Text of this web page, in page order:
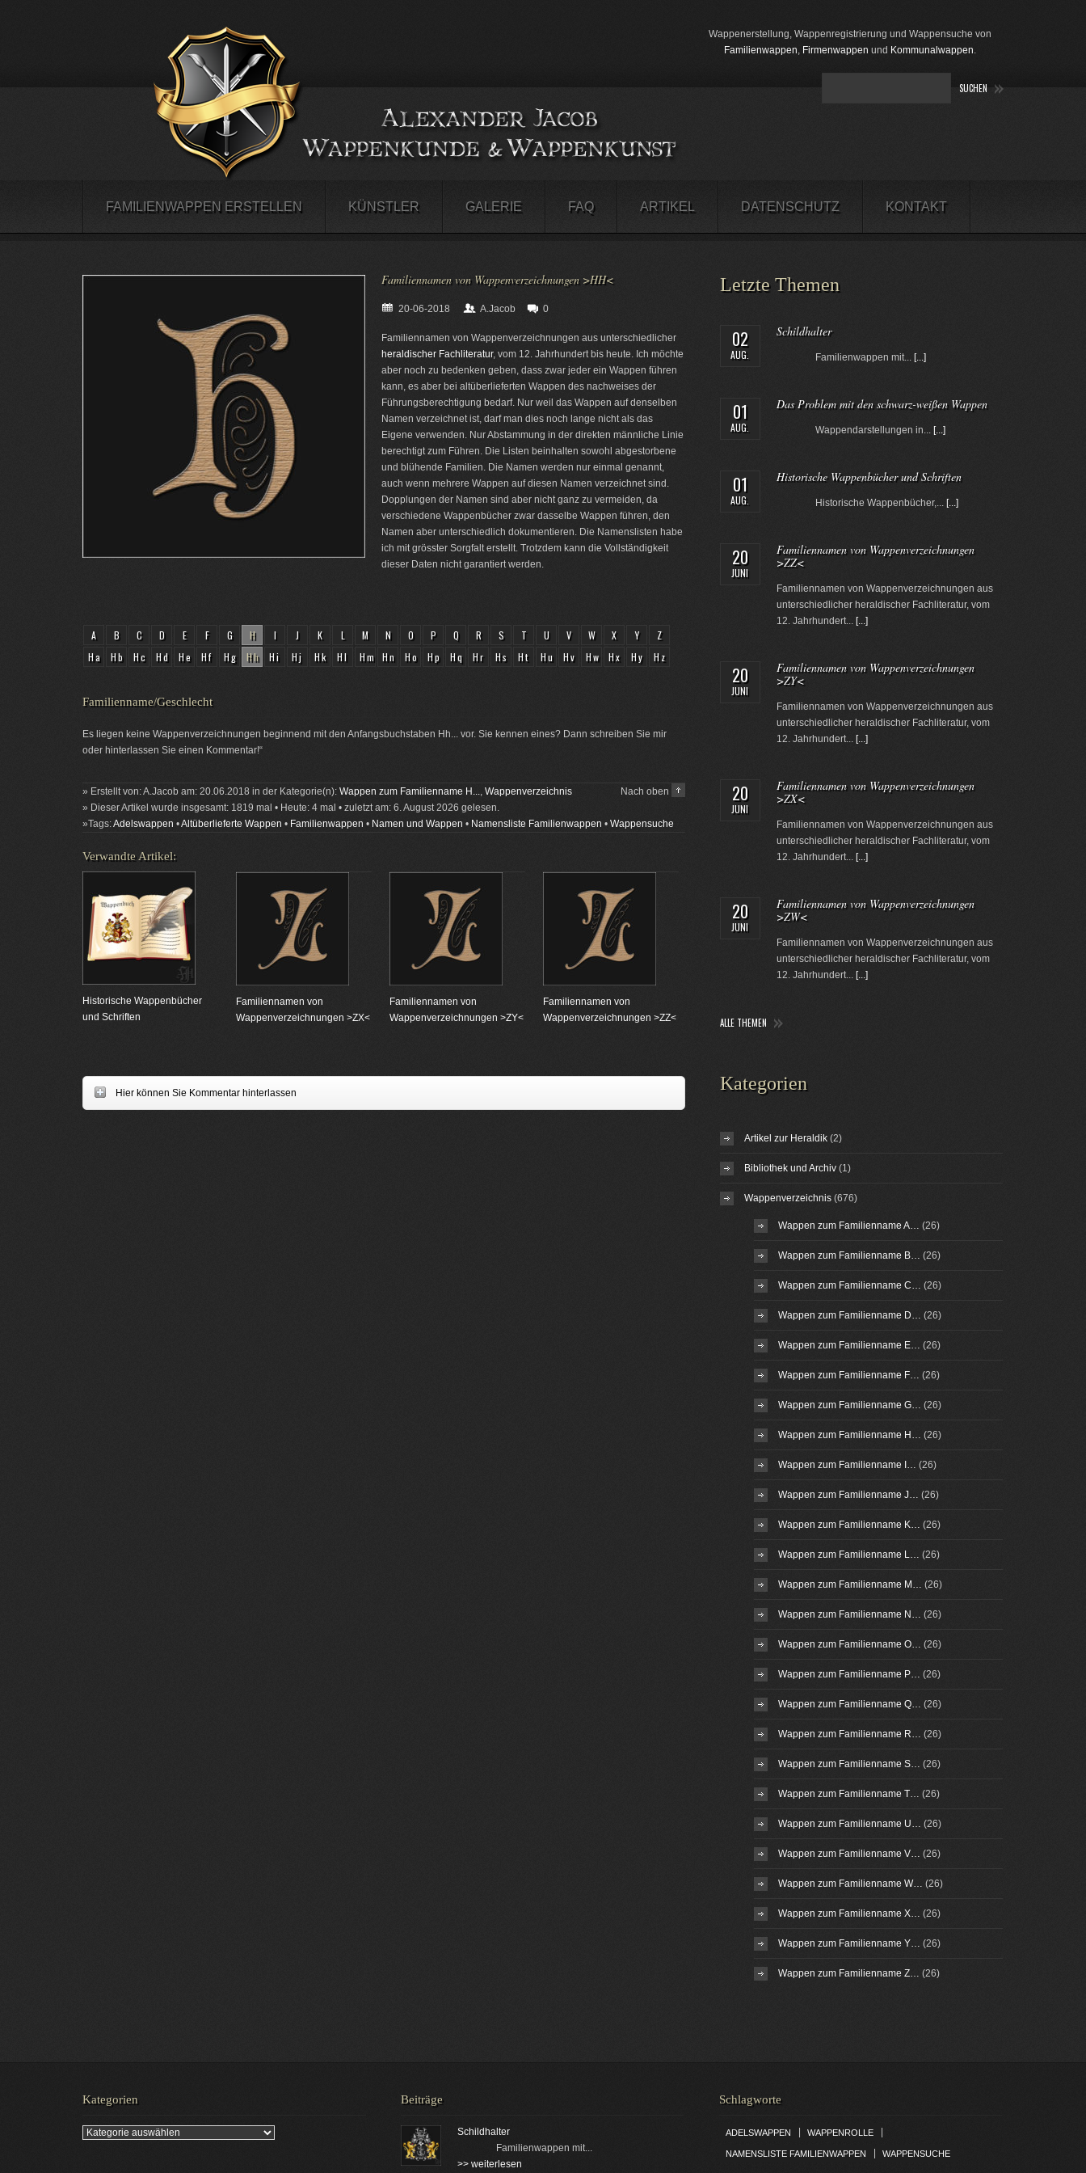
Wappenerstellung, Wappenregistrierung und Wappensuche von
Familienwappen, Firmenwappen und Kommunalwappen.
FAMILIENWAPPEN ERSTELLEN KÜNSTLER GALERIE FAQ ARTIKEL DATENSCHUTZ KONTAKT
Familiennamen von Wappenverzeichnungen >HH<
20-06-2018 A.Jacob 0
Familiennamen von Wappenverzeichnungen aus unterschiedlicher
heraldischer Fachliteratur, vom 12. Jahrhundert bis heute. Ich möchte
aber noch zu bedenken geben, dass zwar jeder ein Wappen führen
kann, es aber bei altüberlieferten Wappen des nachweises der
Führungsberechtigung bedarf. Nur weil das Wappen auf denselben
Namen verzeichnet ist, darf man dies noch lange nicht als das
Eigene verwenden. Nur Abstammung in der direkten männliche Linie
berechtigt zum Führen. Die Listen beinhalten sowohl abgestorbene
und blühende Familien. Die Namen werden nur einmal genannt,
auch wenn mehrere Wappen auf diesen Namen verzeichnet sind.
Dopplungen der Namen sind aber nicht ganz zu vermeiden, da
verschiedene Wappenbücher zwar dasselbe Wappen führen, den
Namen aber unterschiedlich dokumentieren. Die Namenslisten habe
ich mit grösster Sorgfalt erstellt. Trotzdem kann die Vollständigkeit
dieser Daten nicht garantiert werden.
A B C D E F G H I J K L M N O P Q R S T U V W X Y
Z
Ha
Hb Hc Hd He Hf Hg Hh Hi Hj Hk Hl Hm Hn Ho Hp Hq Hr Hs Ht Hu Hv Hw Hx Hy Hz
Familienname/Geschlecht
Es liegen keine Wappenverzeichnungen beginnend mit den Anfangsbuchstaben Hh... vor. Sie kennen eines? Dann schreiben Sie mir
oder hinterlassen Sie einen Kommentar!“
Nach oben
» Erstellt von: A.Jacob am: 20.06.2018 in der Kategorie(n): Wappen zum Familienname H..., Wappenverzeichnis
» Dieser Artikel wurde insgesamt: 1819 mal • Heute: 4 mal • zuletzt am: 6. August 2026 gelesen.
»Tags:Adelswappen •Altüberlieferte Wappen • Familienwappen • Namen und Wappen • Namensliste Familienwappen • Wappensuche
Verwandte Artikel:
Historische Wappenbücher
und Schriften
Familiennamen von
Wappenverzeichnungen >ZX<
Familiennamen von
Wappenverzeichnungen >ZY<
Familiennamen von
Wappenverzeichnungen >ZZ<
Hier können Sie Kommentar hinterlassen
Letzte Themen
02
AUG.
Schildhalter
Familienwappen mit... [...]
01
AUG.
Das Problem mit den schwarz-weißen Wappen
Wappendarstellungen in... [...]
01
AUG.
Historische Wappenbücher und Schriften
Historische Wappenbücher,... [...]
20
JUNI
Familiennamen von Wappenverzeichnungen
>ZZ<
Familiennamen von Wappenverzeichnungen aus
unterschiedlicher heraldischer Fachliteratur, vom
12. Jahrhundert... [...]
20
JUNI
Familiennamen von Wappenverzeichnungen
>ZY<
Familiennamen von Wappenverzeichnungen aus
unterschiedlicher heraldischer Fachliteratur, vom
12. Jahrhundert... [...]
20
JUNI
Familiennamen von Wappenverzeichnungen
>ZX<
Familiennamen von Wappenverzeichnungen aus
unterschiedlicher heraldischer Fachliteratur, vom
12. Jahrhundert... [...]
20
JUNI
Familiennamen von Wappenverzeichnungen
>ZW<
Familiennamen von Wappenverzeichnungen aus
unterschiedlicher heraldischer Fachliteratur, vom
12. Jahrhundert... [...]
ALLE THEMEN
Kategorien
Artikel zur Heraldik(2)
Bibliothek und Archiv(1)
Wappenverzeichnis(676)
Wappen zum Familienname A… (26)
Wappen zum Familienname B… (26)
Wappen zum Familienname C… (26)
Wappen zum Familienname D… (26)
Wappen zum Familienname E… (26)
Wappen zum Familienname F… (26)
Wappen zum Familienname G… (26)
Wappen zum Familienname H… (26)
Wappen zum Familienname I… (26)
Wappen zum Familienname J… (26)
Wappen zum Familienname K… (26)
Wappen zum Familienname L… (26)
Wappen zum Familienname M… (26)
Wappen zum Familienname N… (26)
Wappen zum Familienname O… (26)
Wappen zum Familienname P… (26)
Wappen zum Familienname Q… (26)
Wappen zum Familienname R… (26)
Wappen zum Familienname S… (26)
Wappen zum Familienname T… (26)
Wappen zum Familienname U… (26)
Wappen zum Familienname V… (26)
Wappen zum Familienname W… (26)
Wappen zum Familienname X… (26)
Wappen zum Familienname Y… (26)
Wappen zum Familienname Z… (26)
Kategorien
Kategorien
Beiträge
Schildhalter
Familienwappen mit...
>> weiterlesen
Schlagworte
ADELSWAPPEN WAPPENROLLE
NAMENSLISTE FAMILIENWAPPEN WAPPENSUCHE